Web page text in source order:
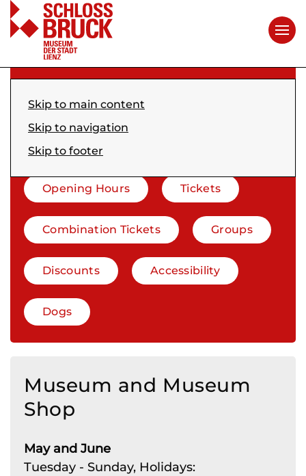
Skip to main content
Skip to navigation
Skip to footer
Opening Hours & Tickets
Opening Hours Tickets
Combination Tickets Groups
Discounts Accessibility
Dogs
Museum and Museum
Shop
May and June
Tuesday - Sunday, Holidays: